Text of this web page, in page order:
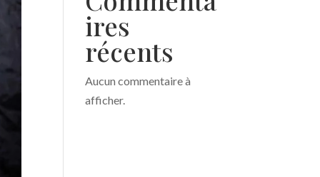
ires
récents
Aucun commentaire à
afficher.